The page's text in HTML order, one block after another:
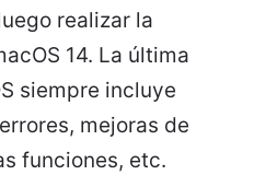
realizar la
14. La última
siempre incluye
mejoras de
funciones, etc.